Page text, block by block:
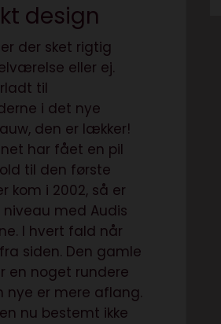
design
der sket rigtig
eller ej.
til
i det nye
den er lækker!
har fået en pil
til den første
kom i 2002, så er
med Audis
I hvert fald når
siden. Den gamle
en noget rundere
nye er mere aflang.
nu bestemt ikke